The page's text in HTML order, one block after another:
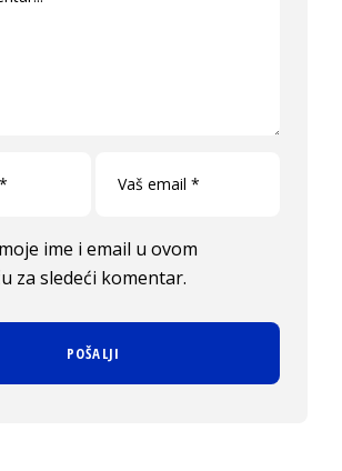
ime i email u ovom
za sledeći komentar.